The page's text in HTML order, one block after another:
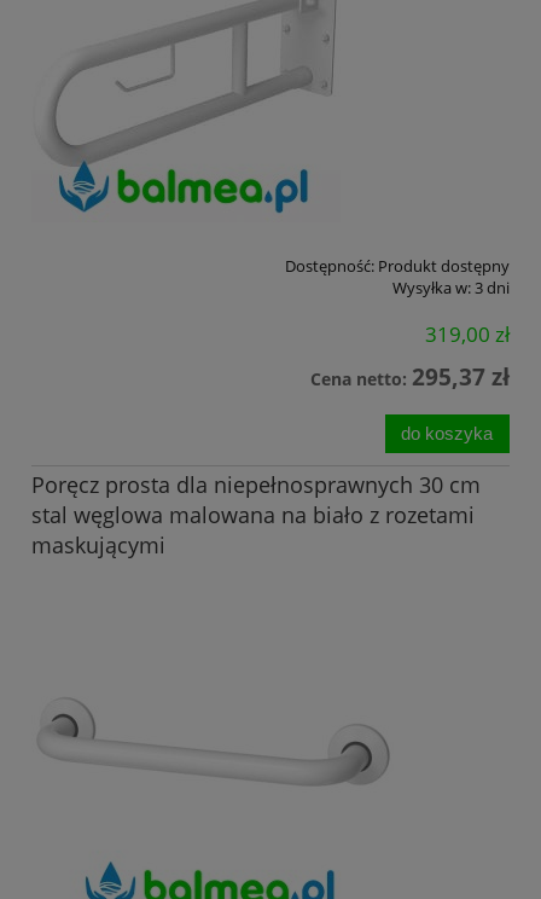
Dostępność: Produkt dostępny
Wysyłka w:3 dni
319,00 zł
Cena netto: 295,37 zł
do koszyka
Poręcz prosta dla niepełnosprawnych 30 cm
stal węglowa malowana na biało z rozetami
maskującymi